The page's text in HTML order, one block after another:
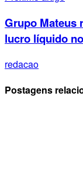
Grupo Mateus
lucro líquido
redacao
Postagens